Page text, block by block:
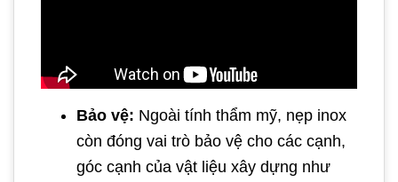
Bảo vệ: Ngoài tính thẩm mỹ, nẹp inox
còn đóng vai trò bảo vệ cho các cạnh,
góc cạnh của vật liệu xây dựng như